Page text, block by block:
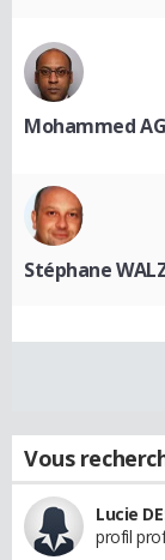
Mohammed
Stéphane
Vous
Lucie
profil